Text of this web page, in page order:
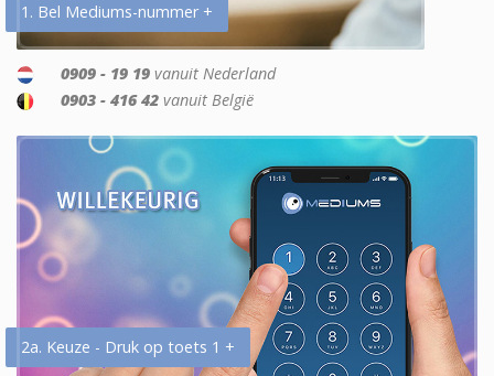
1. Bel Mediums-nummer +
0909 - 19 19 vanuit Nederland
0903 - 416 42 vanuit België
2a. Keuze - Druk op toets 1 +